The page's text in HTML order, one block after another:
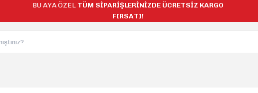
BU AYA ÖZEL TÜM SİPARİŞLERİNİZDE ÜCRETSİZ KARGO
FIRSATI!